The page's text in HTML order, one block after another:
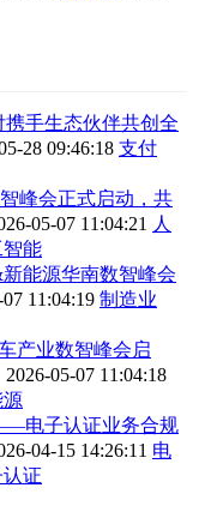
手生态伙伴共创全
28 09:46:18 支付
峰会正式启动，共
05-07 11:04:21 人
智能
能源华南数智峰会
11:04:19 制造业
产业数智峰会启
2026-05-07 11:04:18
源
电子认证业务合规
04-15 14:26:11 电
证